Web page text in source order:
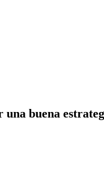
una buena